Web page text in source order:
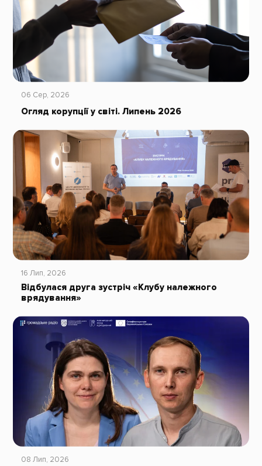
06 Сер, 2026
Огляд корупції у світі. Липень 2026
16 Лип, 2026
Відбулася друга зустріч «Клубу належного
врядування»
08 Лип, 2026